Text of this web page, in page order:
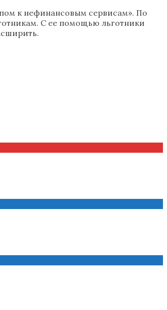
к нефинансовым сервисам». По
С ее помощью льготники